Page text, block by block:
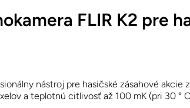
FLIR K2 pre
nástroj pre hasičské zásahové akcie
a teplotnú citlivosť až 100 mK (pri 30 °